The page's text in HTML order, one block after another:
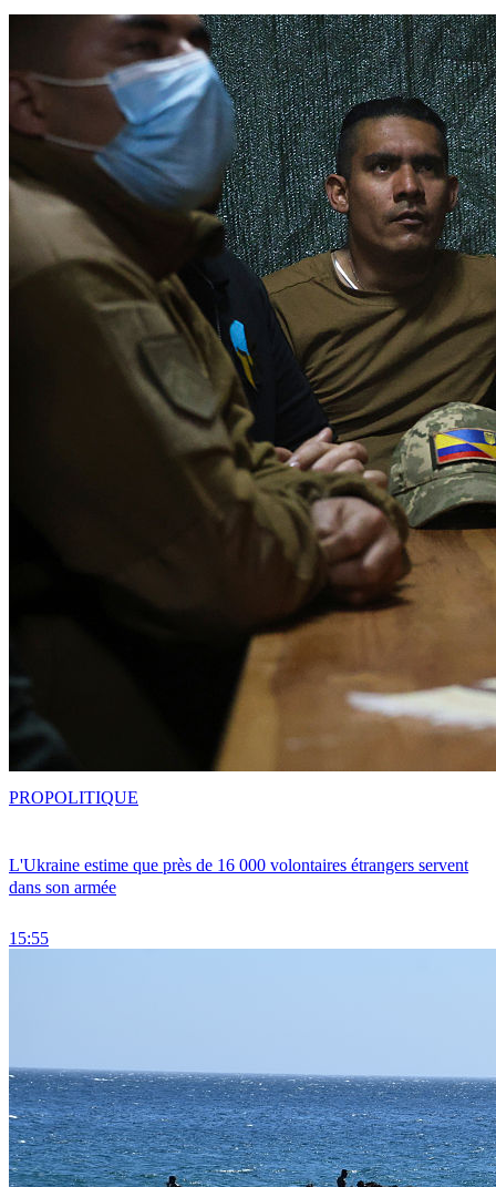
L'Ukraine estime que près de 16 000 volontaires étrangers servent
dans son armée
15:55
PROPOLITIQUE